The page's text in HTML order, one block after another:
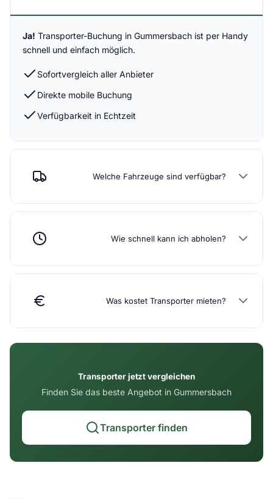
Ja! Transporter-Buchung in Gummersbach ist per Handy
schnell und einfach möglich.
Sofortvergleich aller Anbieter
Direkte mobile Buchung
Verfügbarkeit in Echtzeit
Welche Fahrzeuge sind verfügbar?
Wie schnell kann ich abholen?
Was kostet Transporter mieten?
Transporter jetzt vergleichen
Finden Sie das beste Angebot in Gummersbach
Transporter finden